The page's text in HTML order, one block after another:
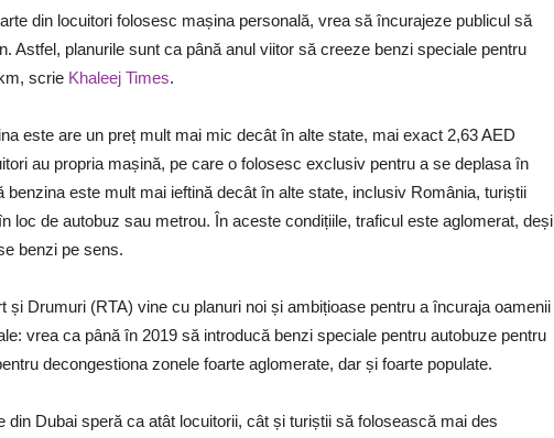
din locuitori folosesc mașina personală, vrea să încurajeze publicul să
Astfel, planurile sunt ca până anul viitor să creeze benzi speciale pentru
scrie Khaleej Times.
este are un preț mult mai mic decât în alte state, mai exact 2,63 AED
au propria mașină, pe care o folosesc exclusiv pentru a se deplasa în
benzina este mult mai ieftină decât în alte state, inclusiv România, turiștii
loc de autobuz sau metrou. În aceste condițiile, traficul este aglomerat, deși
benzi pe sens.
și Drumuri (RTA) vine cu planuri noi și ambițioase pentru a încuraja oamenii
vrea ca până în 2019 să introducă benzi speciale pentru autobuze pentru
decongestiona zonele foarte aglomerate, dar și foarte populate.
din Dubai speră ca atât locuitorii, cât și turiștii să folosească mai des